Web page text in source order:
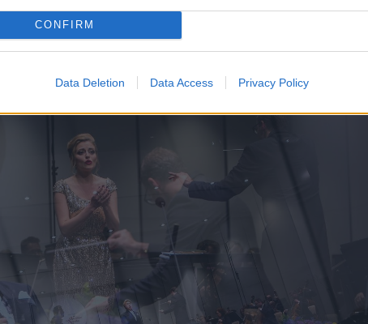
CONFIRM
Data Deletion Data Access Privacy Policy